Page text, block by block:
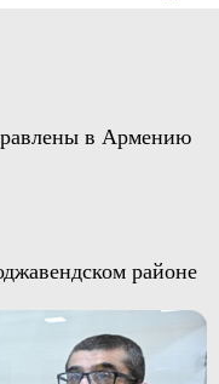
в Армению
районе